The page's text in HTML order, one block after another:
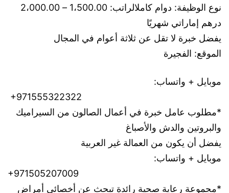
نوع الوظيفة: دوام كامل
درهم إماراتي شهريًا
يفضل خبرة لا تقل عن ثلاثة أعوام في المجال
الموقع: الفجيرة
موبايل + واتساب:
+971555322322
والبروتين والدش والأصباغ
يفضل أن يكون من العمالة غير العربية
موبايل + واتساب:
+971505207009